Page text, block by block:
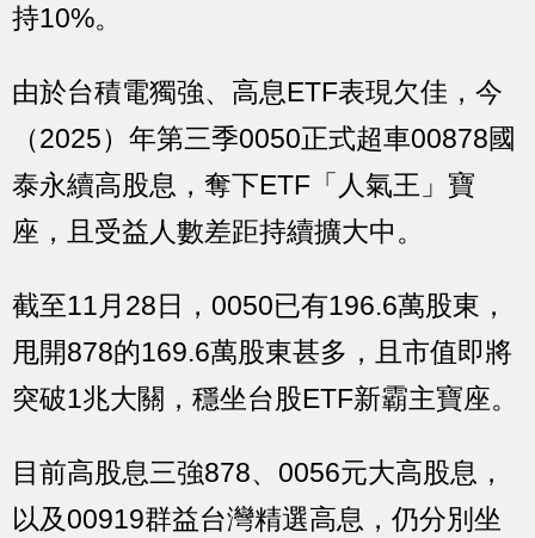
持10%。
由於台積電獨強、高息ETF表現欠佳，今
（2025）年第三季0050正式超車00878國
泰永續高股息，奪下ETF「人氣王」寶
座，且受益人數差距持續擴大中。
截至11月28日，0050已有196.6萬股東，
甩開878的169.6萬股東甚多，且市值即將
突破1兆大關，穩坐台股ETF新霸主寶座。
目前高股息三強878、0056元大高股息，
以及00919群益台灣精選高息，仍分別坐